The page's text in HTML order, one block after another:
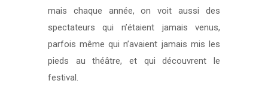
mais chaque année, on voit aussi des
spectateurs qui n’étaient jamais venus,
parfois même qui n’avaient jamais mis les
pieds au théâtre, et qui découvrent le
festival.